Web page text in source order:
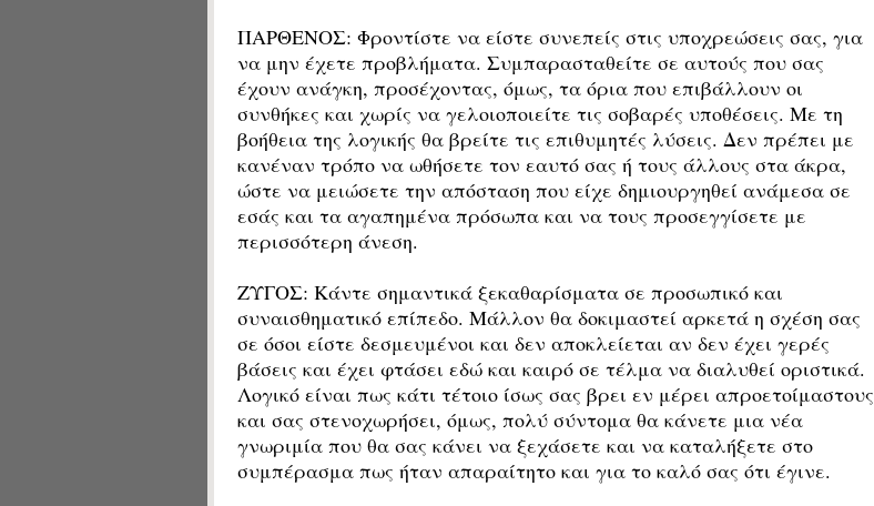
ΠΑΡΘΕΝΟΣ: Φροντίστε να είστε συνεπείς στις υποχρεώσεις σας, για
να μην έχετε προβλήματα. Συμπαρασταθείτε σε αυτούς που σας
έχουν ανάγκη, προσέχοντας, όμως, τα όρια που επιβάλλουν οι
συνθήκες και χωρίς να γελοιοποιείτε τις σοβαρές υποθέσεις. Με τη
βοήθεια της λογικής θα βρείτε τις επιθυμητές λύσεις. Δεν πρέπει με
κανέναν τρόπο να ωθήσετε τον εαυτό σας ή τους άλλους στα άκρα,
ώστε να μειώσετε την απόσταση που είχε δημιουργηθεί ανάμεσα σε
εσάς και τα αγαπημένα πρόσωπα και να τους προσεγγίσετε με
περισσότερη άνεση.
ΖΥΓΟΣ: Κάντε σημαντικά ξεκαθαρίσματα σε προσωπικό και
συναισθηματικό επίπεδο. Μάλλον θα δοκιμαστεί αρκετά η σχέση σας
σε όσοι είστε δεσμευμένοι και δεν αποκλείεται αν δεν έχει γερές
βάσεις και έχει φτάσει εδώ και καιρό σε τέλμα να διαλυθεί οριστικά.
Λογικό είναι πως κάτι τέτοιο ίσως σας βρει εν μέρει απροετοίμαστους
και σας στενοχωρήσει, όμως, πολύ σύντομα θα κάνετε μια νέα
γνωριμία που θα σας κάνει να ξεχάσετε και να καταλήξετε στο
συμπέρασμα πως ήταν απαραίτητο και για το καλό σας ότι έγινε.